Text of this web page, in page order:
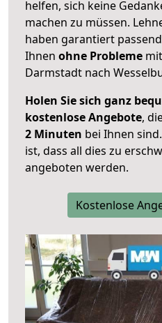
helfen, sich keine
machen zu müssen.
haben garantiert
Ihnen ohne Probleme
Darmstadt nach
Holen Sie sich ganz
kostenlose Angebote,
2 Minuten bei Ihnen
ist, dass all dies zu
angeboten werden.
Kostenlose